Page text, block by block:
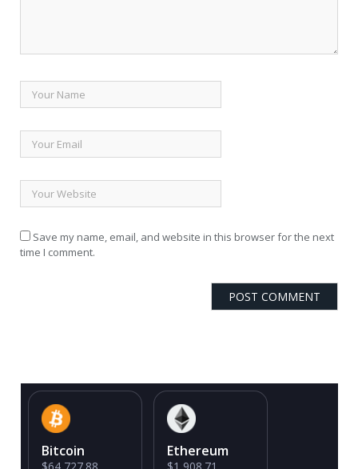
Save my name, email, and website in this browser for the next
time I comment.
Bitcoin
$64,727.88
Ethereum
$1,908.71